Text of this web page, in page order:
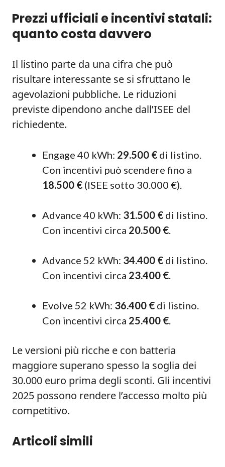
Prezzi ufficiali e incentivi statali:
quanto costa davvero
Il listino parte da una cifra che può
risultare interessante se si sfruttano le
agevolazioni pubbliche. Le riduzioni
previste dipendono anche dall’ISEE del
richiedente.
Engage 40 kWh: 29.500 € di listino.
Con incentivi può scendere fino a
18.500 € (ISEE sotto 30.000 €).
Advance 40 kWh: 31.500 € di listino.
Con incentivi circa 20.500 €.
Advance 52 kWh: 34.400 € di listino.
Con incentivi circa 23.400 €.
Evolve 52 kWh: 36.400 € di listino.
Con incentivi circa 25.400 €.
Le versioni più ricche e con batteria
maggiore superano spesso la soglia dei
30.000 euro prima degli sconti. Gli incentivi
2025 possono rendere l’accesso molto più
competitivo.
Articoli simili